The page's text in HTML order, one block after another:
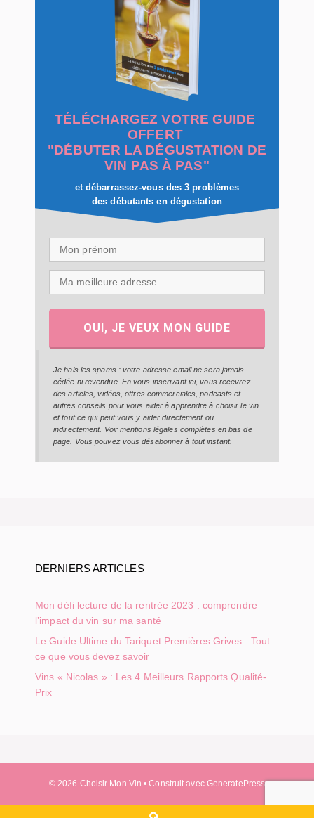
TÉLÉCHARGEZ VOTRE GUIDE
OFFERT
"DÉBUTER LA DÉGUSTATION DE
VIN PAS À PAS"
et débarrassez-vous des 3 problèmes
des débutants en dégustation
OUI, JE VEUX MON GUIDE
Je hais les spams : votre adresse email ne sera jamais
cédée ni revendue. En vous inscrivant ici, vous recevrez
des articles, vidéos, offres commerciales, podcasts et
autres conseils pour vous aider à apprendre à choisir le vin
et tout ce qui peut vous y aider directement ou
indirectement. Voir mentions légales complètes en bas de
page. Vous pouvez vous désabonner à tout instant.
DERNIERS ARTICLES
Mon défi lecture de la rentrée 2023 : comprendre
l’impact du vin sur ma santé
Le Guide Ultime du Tariquet Premières Grives : Tout
ce que vous devez savoir
Vins « Nicolas » : Les 4 Meilleurs Rapports Qualité-
Prix
© 2026 Choisir Mon Vin • Construit avec GeneratePress